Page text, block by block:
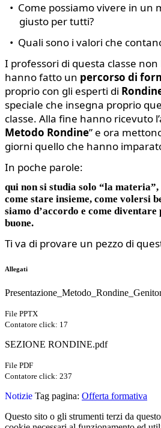
• Come possiamo vivere in un
giusto per tutti?
• Quali sono i valori che
I professori di questa classe
hanno fatto un percorso di
proprio con gli esperti di
speciale che insegna proprio
classe. Alla fine hanno ricevuto
Metodo Rondine” e ora
giorni quello che hanno
In poche parole:
qui non si studia solo “la
come stare insieme, come volersi
siamo d’accordo e come
buone.
Ti va di provare un pezzo di
Allegati
File PPTX
Contatore click: 17
SEZIONE RONDINE.pdf
File PDF
Contatore click: 237
Notizie Tag pagina: Offerta formativa
Questo sito o gli strumenti terzi da